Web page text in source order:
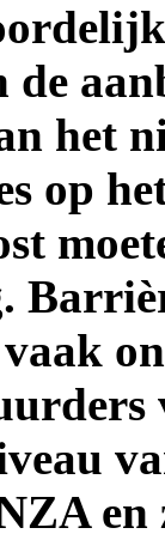
het
op